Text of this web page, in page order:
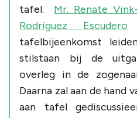
tafel. Mr. Renate
Rodríguez Escudero
tafelbijeenkomst
stilstaan bij de
overleg in de
Daarna zal aan de hand
aan tafel